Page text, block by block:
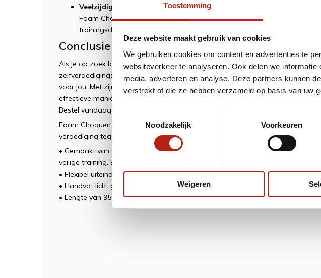
Toestemming
Deze website maakt gebruik van cookies
We gebruiken cookies om content en advertenties te
websiteverkeer te analyseren. Ook delen we
media, adverteren en analyse. Deze partners kunnen
verstrekt of die ze hebben verzameld op basis van uw
Noodzakelijk
Voorkeuren
Weigeren
Veelzijdigheid:
Of je nu Chanbara-trainen of zelfverdedigingstechnieken
Foam Choquen is een veelzijdig trainingswapen dat geschikt is voor
trainingsdoeleinden.
Conclusie
Als je op zoek bent naar een veilige en realistische trainingservaring voor
zelfverdedigingstechnieken tegen stick-aanvallen, dan is de Foam Choquen
voor jou. Met zijn stevige constructie, flexibele uiteinde en comfortabele grip,
effectieve manier om je vechtsportvaardigheden te verbeteren zonder het
Bestel vandaag nog je eigen Foam Choquen en neem je training naar een
Foam Choquen bedoeld voor een veilige beoefening van Chanbara en voor de
verdediging tegen stick-aanvallen in Self Defense.
• Gemaakt van een stevige PE kern, geheel omhuld met schuim voor een
veilige training. Bedekt met een katoenen hoes over het hele blad.
• Flexibel uiteinde voor veilig oefenen.
• Handvat licht gehard voor een comfortabele en veilige grip.
• Lengte van 95cm.